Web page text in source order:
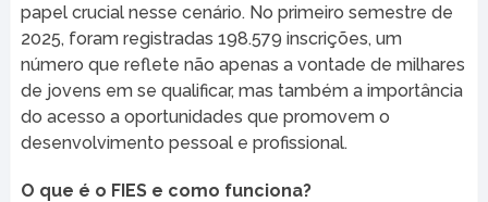
papel crucial nesse cenário. No primeiro semestre de
2025, foram registradas 198.579 inscrições, um
número que reflete não apenas a vontade de milhares
de jovens em se qualificar, mas também a importância
do acesso a oportunidades que promovem o
desenvolvimento pessoal e profissional.
O que é o FIES e como funciona?